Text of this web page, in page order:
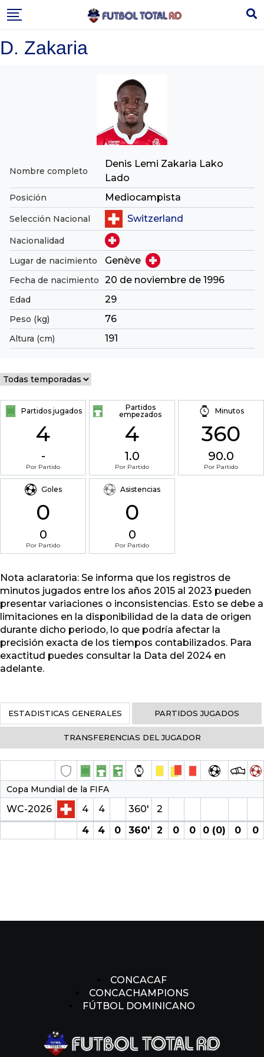
to
D. Zakaria
Nombre completo
Denis Lemi Zakaria Lako
Lado
Posición Mediocampista
Selección Nacional Switzerland
Nacionalidad
Lugar de nacimiento
Genève
Fecha de nacimiento 20 de noviembre de 1996
Edad 29
Peso (kg) 76
Altura (cm) 191
Partidos jugados
4
-
Por Partido
Partidos
empezados
4
1.0
Por Partido
Minutos
360
90.0
Por Partido
Goles
0
0
Por Partido
Asistencias
0
0
Por Partido
Nota aclaratoria: Se informa que los registros de
minutos jugados entre los años 2015 al 2023 pueden
presentar variaciones o inconsistencias. Esto se debe a
limitaciones en la disponibilidad de la data de origen
durante dicho periodo, lo que podría afectar la
precisión exacta de los tiempos contabilizados. Para
exactitud puedes consultar la Data del 2024 en
adelante.
ESTADISTICAS GENERALES PARTIDOS JUGADOS
TRANSFERENCIAS DEL JUGADOR
Copa Mundial de la FIFA
WC-2026 4 4 360′
2
4
4 0 360′ 2 0 0 0 (0) 0 0
CONCACAF
CONCACHAMPIONS
FÚTBOL DOMINICANO